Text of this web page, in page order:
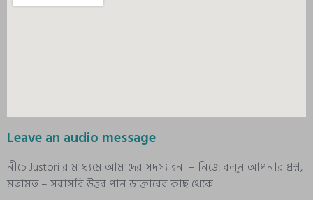
Leave an audio message
নীচে Justori র মাধ্যমে আমাদের সদস্য হন – নিজে বলুন আপনার প্রশ্ন,
মতামত – সরাসরি উত্তর পান ডাক্তারের কাছ থেকে